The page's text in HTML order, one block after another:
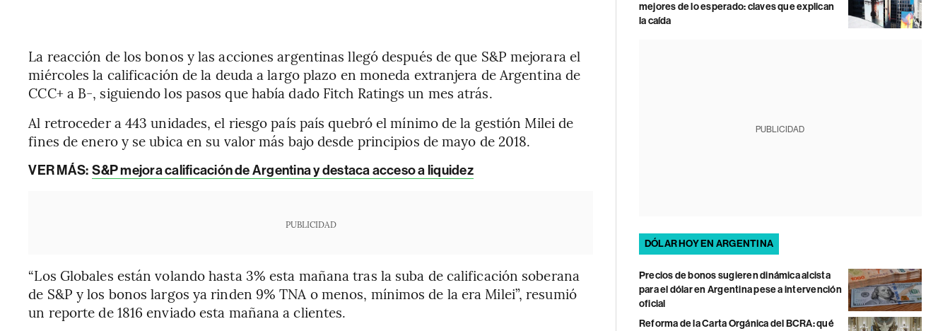
La reacción de los bonos y las acciones argentinas llegó después de que S&P mejorara el
miércoles la calificación de la deuda a largo plazo en moneda extranjera de Argentina de
CCC+ a B-, siguiendo los pasos que había dado Fitch Ratings un mes atrás.
Al retroceder a 443 unidades, el riesgo país país quebró el mínimo de la gestión Milei de
fines de enero y se ubica en su valor más bajo desde principios de mayo de 2018.
VER MÁS: S&P mejora calificación de Argentina y destaca acceso a liquidez
PUBLICIDAD
“Los Globales están volando hasta 3% esta mañana tras la suba de calificación soberana
de S&P y los bonos largos ya rinden 9% TNA o menos, mínimos de la era Milei”, resumió
un reporte de 1816 enviado esta mañana a clientes.
mejores de lo esperado: claves que explican
la caída
PUBLICIDAD
DÓLAR HOY EN ARGENTINA
Precios de bonos sugieren dinámica alcista
para el dólar en Argentina pese a intervención
oficial
Reforma de la Carta Orgánica del BCRA: qué